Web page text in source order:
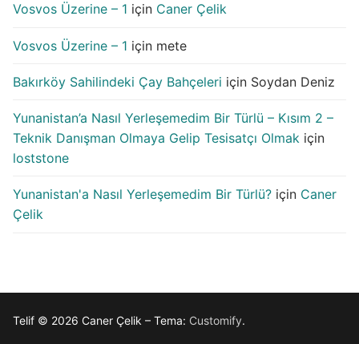
Vosvos Üzerine – 1 için Caner Çelik
Vosvos Üzerine – 1 için mete
Bakırköy Sahilindeki Çay Bahçeleri için Soydan Deniz
Yunanistan’a Nasıl Yerleşemedim Bir Türlü – Kısım 2 –
Teknik Danışman Olmaya Gelip Tesisatçı Olmak için
loststone
Yunanistan'a Nasıl Yerleşemedim Bir Türlü? için Caner
Çelik
Telif © 2026 Caner Çelik – Tema: Customify.